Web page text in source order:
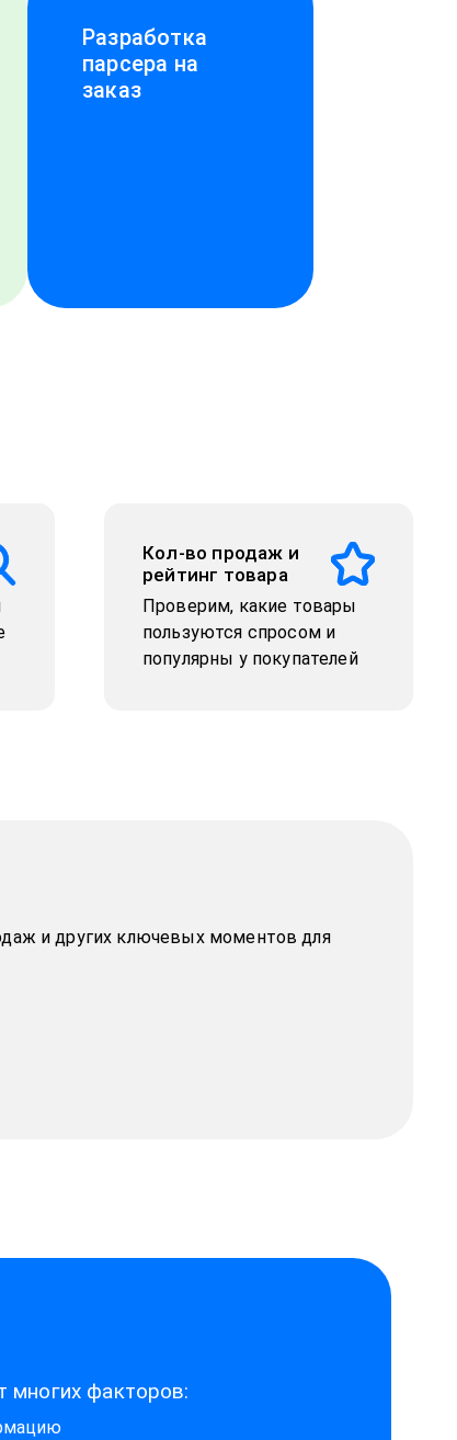
Разработка
парсера на
заказ
Кол-во продаж и
рейтинг товара
Проверим, какие товары
пользуются спросом и
популярны у покупателей
и других ключевых моментов для
многих факторов: